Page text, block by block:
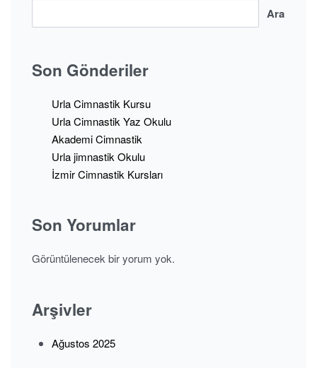
Ara
Son Gönderiler
Urla Cimnastik Kursu
Urla Cimnastik Yaz Okulu
Akademi Cimnastik
Urla jimnastik Okulu
İzmir Cimnastik Kursları
Son Yorumlar
Görüntülenecek bir yorum yok.
Arşivler
Ağustos 2025